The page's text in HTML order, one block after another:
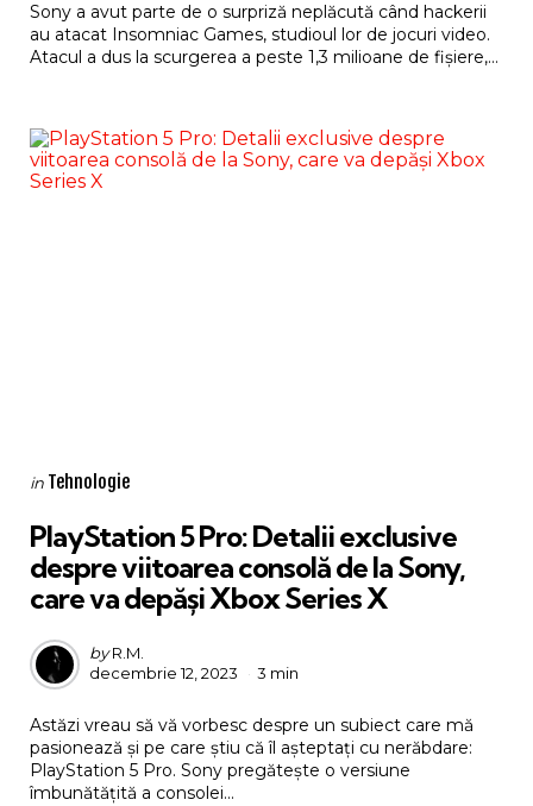
Sony a avut parte de o surpriză neplăcută când hackerii
au atacat Insomniac Games, studioul lor de jocuri video.
Atacul a dus la scurgerea a peste 1,3 milioane de fișiere,...
Categories
Posted
in Tehnologie
PlayStation 5 Pro: Detalii exclusive
despre viitoarea consolă de la Sony,
care va depăși Xbox Series X
Posted
by
by R.M.
decembrie 12, 2023
3 min
Astăzi vreau să vă vorbesc despre un subiect care mă
pasionează și pe care știu că îl așteptați cu nerăbdare:
PlayStation 5 Pro. Sony pregătește o versiune
îmbunătățită a consolei...